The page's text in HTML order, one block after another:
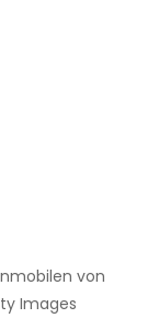
von
Images